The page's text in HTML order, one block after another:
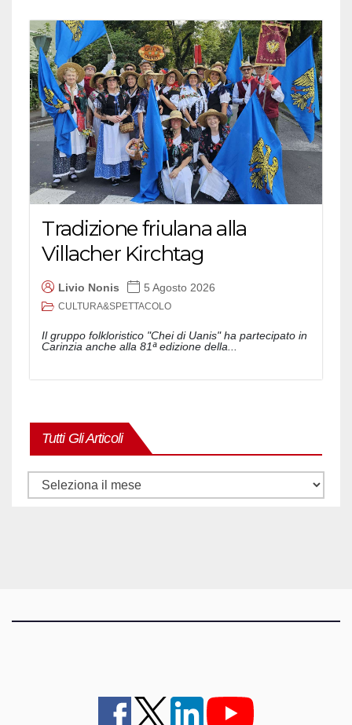
Tradizione friulana alla
Villacher Kirchtag
Livio Nonis 5 Agosto 2026
CULTURA&SPETTACOLO
Il gruppo folkloristico "Chei di Uanis" ha partecipato in
Carinzia anche alla 81ª edizione della...
Tutti Gli Articoli
Tutti